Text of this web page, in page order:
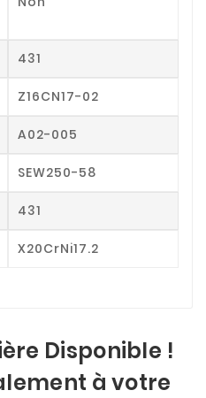
431
Z16CN17-02
A02-005
SEW250-58
431
X20CrNi17.2
Disponible !
à votre